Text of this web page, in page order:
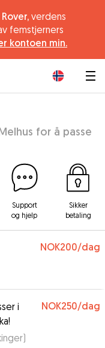
verdens
femstjerners
kontoen min.
for å passe
Support
og hjelp
Sikker
betaling
NOK200/dag
i
NOK250/dag
)